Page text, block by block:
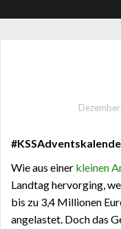
Wie aus einer kleinen
Landtag hervorging,
bis zu 3,4 Millionen
angelastet. Doch das